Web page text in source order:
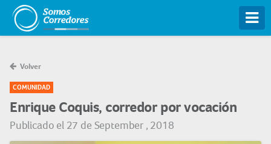
Volver
COMUNIDAD
Enrique Coquis, corredor por vocación
Publicado el 27 de September , 2018